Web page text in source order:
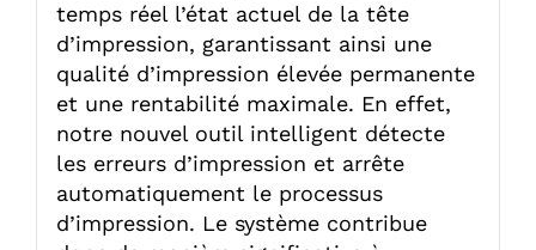
temps réel l’état actuel de la tête
d’impression, garantissant ainsi une
qualité d’impression élevée permanente
et une rentabilité maximale. En effet,
notre nouvel outil intelligent détecte
les erreurs d’impression et arrête
automatiquement le processus
d’impression. Le système contribue